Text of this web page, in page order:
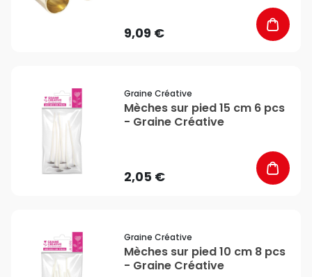
9,09 €
Graine Créative
Mèches sur pied 15 cm 6 pcs
- Graine Créative
2,05 €
Graine Créative
Mèches sur pied 10 cm 8 pcs
- Graine Créative